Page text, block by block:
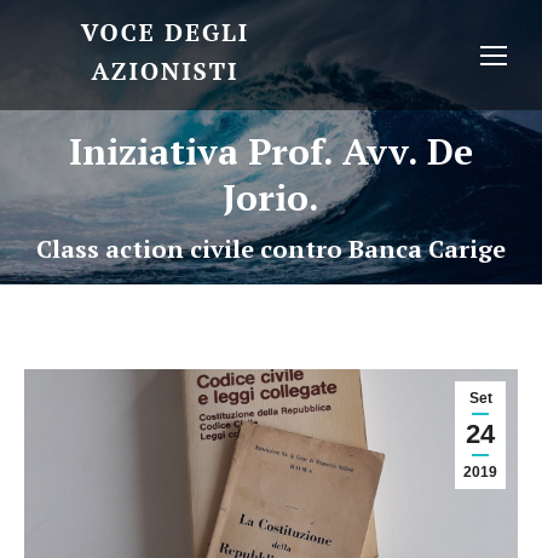
Iniziativa Prof. Avv. De
Jorio.
Class action civile contro Banca Carige
Set
24
2019